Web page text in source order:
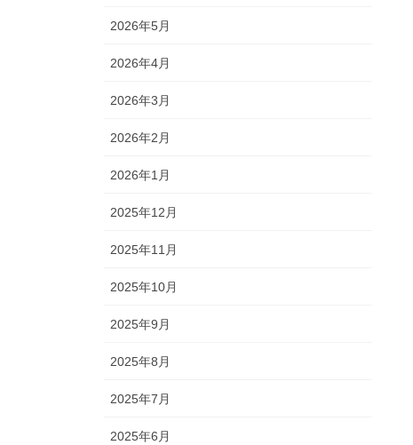
2026年5月
2026年4月
2026年3月
2026年2月
2026年1月
2025年12月
2025年11月
2025年10月
2025年9月
2025年8月
2025年7月
2025年6月